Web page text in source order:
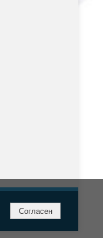
Согласен